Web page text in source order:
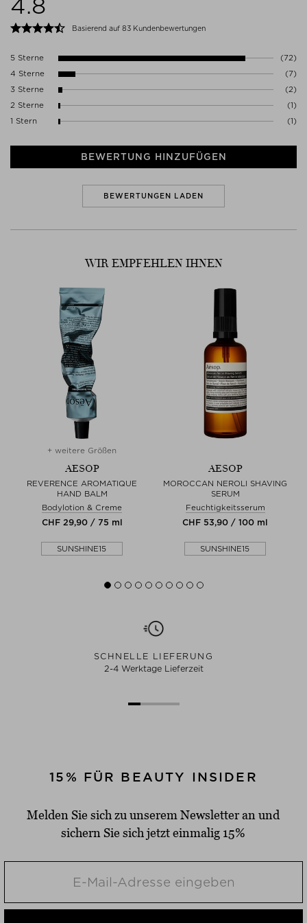
1017VK AMSTERDAM
Niederlande
WWW.AESOP.COM
4.8
Basierend auf 83 Kundenbewertungen
5 Sterne
(72)
4 Sterne
(7)
3 Sterne
(2)
2 Sterne
(1)
1 Stern
(1)
BEWERTUNG HINZUFÜGEN
BEWERTUNGEN LADEN
WIR EMPFEHLEN IHNEN
+ weitere Größen
AESOP
REVERENCE AROMATIQUE
HAND BALM
Bodylotion & Creme
CHF 29,90 / 75 ml
SUNSHINE15
AESOP
MOROCCAN NEROLI SHAVING
SERUM
Feuchtigkeitsserum
CHF 53,90 / 100 ml
SUNSHINE15
SCHNELLE LIEFERUNG
2-4 Werktage Lieferzeit
15% FÜR BEAUTY INSIDER
Melden Sie sich zu unserem Newsletter an und
sichern Sie sich jetzt einmalig 15%